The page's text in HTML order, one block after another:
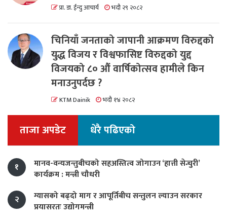
प्रा. डा. ईन्दु आचार्य भदौ २९ २०८२
चिनियाँ जनताको जापानी आक्रमण विरुद्दको
युद्ध विजय र विश्वफासिष्ट विरुद्दको युद्द
विजयको ८० औं वार्षिकोत्सव हामीले किन
मनाउनुपर्दछ ?
KTM Dainik भदौ १४ २०८२
ताजा अपडेट धेरै पढिएको
१
मानव-वन्यजन्तुबीचको सहअस्तित्व जोगाउन ‘हात्ती सेन्चुरी’
कार्यक्रम : मन्त्री चौधरी
२
ग्यासको बढ्दो माग र आपूर्तिबीच सन्तुलन ल्याउन सरकार
प्रयासरतः उद्योगमन्त्री